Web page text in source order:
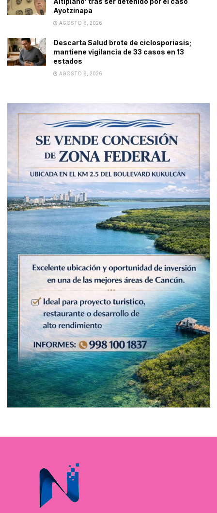
Ayotzinapa
AGOSTO 6, 2026
Descarta Salud brote de ciclosporiasis;
mantiene vigilancia de 33 casos en 13
estados
AGOSTO 6, 2026